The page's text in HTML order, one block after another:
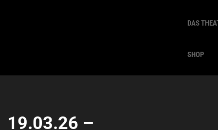
DAS
SHOP
19.03.26 –